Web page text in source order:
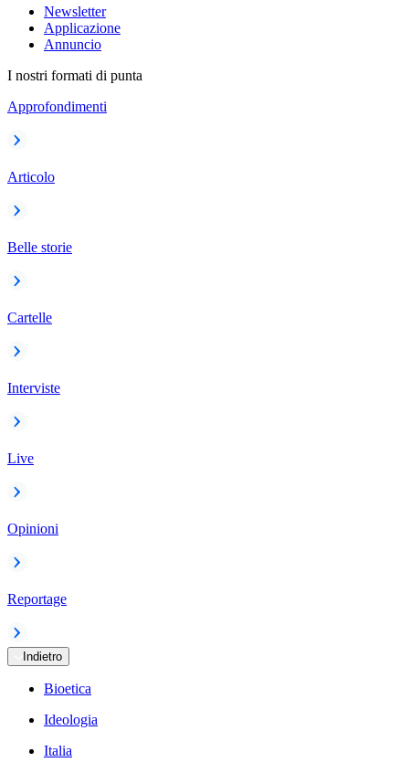
Newsletter
Applicazione
Annuncio
I nostri formati di punta
Approfondimenti
Articolo
Belle storie
Cartelle
Interviste
Live
Opinioni
Reportage
Indietro
Bioetica
Ideologia
Italia